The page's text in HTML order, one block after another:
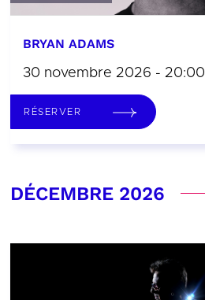
BRYAN ADAMS
30 novembre 2026 - 20:00
RÉSERVER
DÉCEMBRE 2026